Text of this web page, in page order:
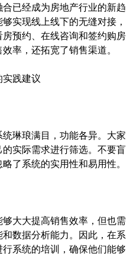
已经成为房地产行业的新趋
实现线上线下的无缝对接，
预约、在线咨询和签约购房
率，还拓宽了销售渠道。
践建议
琳琅满目，功能各异。大家
实际需求进行筛选。不要盲
了系统的实用性和易用性。
大大提高销售效率，但也需
数据分析能力。因此，在系
系统的培训，确保他们能够